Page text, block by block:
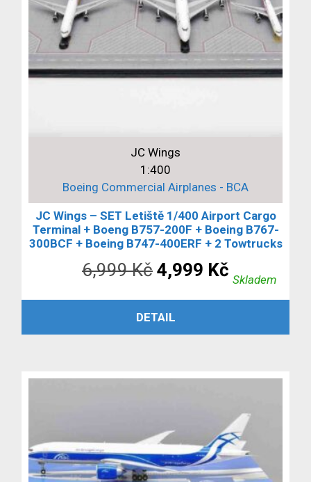
JC Wings
1:400
Boeing Commercial Airplanes - BCA
JC Wings – SET Letiště 1/400 Airport Cargo
Terminal + Boeng B757-200F + Boeing B767-
300BCF + Boeing B747-400ERF + 2 Towtrucks
6,999Kč Původní
cena
byla:
4,999 Kč
cena
Skladem
PŘIDAT DO KOŠÍKU
DETAIL